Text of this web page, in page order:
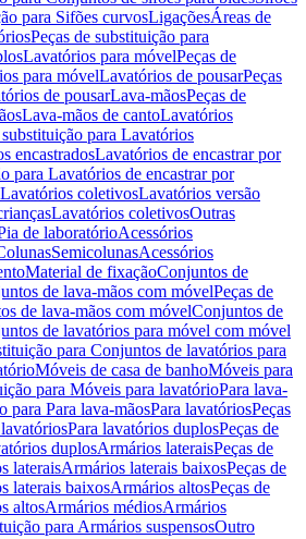
para Sifões curvosLigaçõesÁreas de
Peças de substituição para
Lavatórios para móvelPeças de
para móvelLavatórios de pousarPeças
de pousarLava-mãosPeças de
Lava-mãos de cantoLavatórios
substituição para Lavatórios
encastradosLavatórios de encastrar por
para Lavatórios de encastrar por
Lavatórios coletivosLavatórios versão
Lavatórios coletivosOutras
de laboratórioAcessórios
SemicolunasAcessórios
Material de fixaçãoConjuntos de
de lava-mãos com móvelPeças de
de lava-mãos com móvelConjuntos de
de lavatórios para móvel com móvel
para Conjuntos de lavatórios para
Móveis de casa de banhoMóveis para
para Móveis para lavatórioPara lava-
para Para lava-mãosPara lavatóriosPeças
Para lavatórios duplosPeças de
duplosArmários lateraisPeças de
lateraisArmários laterais baixosPeças de
laterais baixosArmários altosPeças de
altosArmários médiosArmários
para Armários suspensosOutro